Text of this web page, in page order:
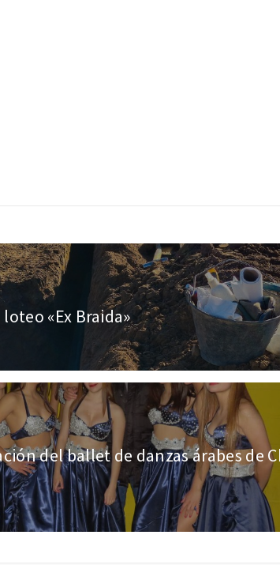
«Ex Braida»
del ballet de danzas árabes de